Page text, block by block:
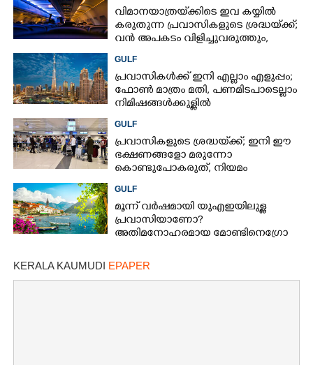
വിമാനയാത്രയ്‌ക്കിടെ ഇവ കയ്യിൽ
കരുതുന്ന പ്രവാസികളുടെ ശ്രദ്ധയ്‌ക്ക്;
വൻ അപകടം വിളിച്ചുവരുത്തും,
സൂക്ഷിക്കൂ
GULF
പ്രവാസികൾക്ക് ഇനി എല്ലാം എളുപ്പം;
ഫോൺ മാത്രം മതി,​ പണമിടപാടെല്ലാം
നിമിഷങ്ങൾക്കുള്ളിൽ
GULF
പ്രവാസികളുടെ ശ്രദ്ധയ്‌ക്ക്; ഇനി ഈ
ഭക്ഷണങ്ങളോ മരുന്നോ
കൊണ്ടുപോകരുത്, നിയമം
കർശനമാക്കി യുഎഇ
GULF
മൂന്ന് വർഷമായി യുഎഇയിലുള്ള
പ്രവാസിയാണോ?
അതിമനോഹരമായ മോണ്ടിനെഗ്രോ
KERALA KAUMUDI EPAPER